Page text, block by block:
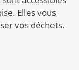
Elles vous
vos déchets.